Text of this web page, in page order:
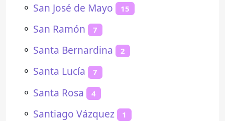
⚬ San José de Mayo 15
⚬ San Ramón 7
⚬ Santa Bernardina 2
⚬ Santa Lucía 7
⚬ Santa Rosa 4
⚬ Santiago Vázquez 1